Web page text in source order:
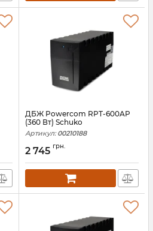
ДБЖ Powercom RPT-600AP
(360 Вт) Schuko
Артикул: 00210188
2 745 грн.